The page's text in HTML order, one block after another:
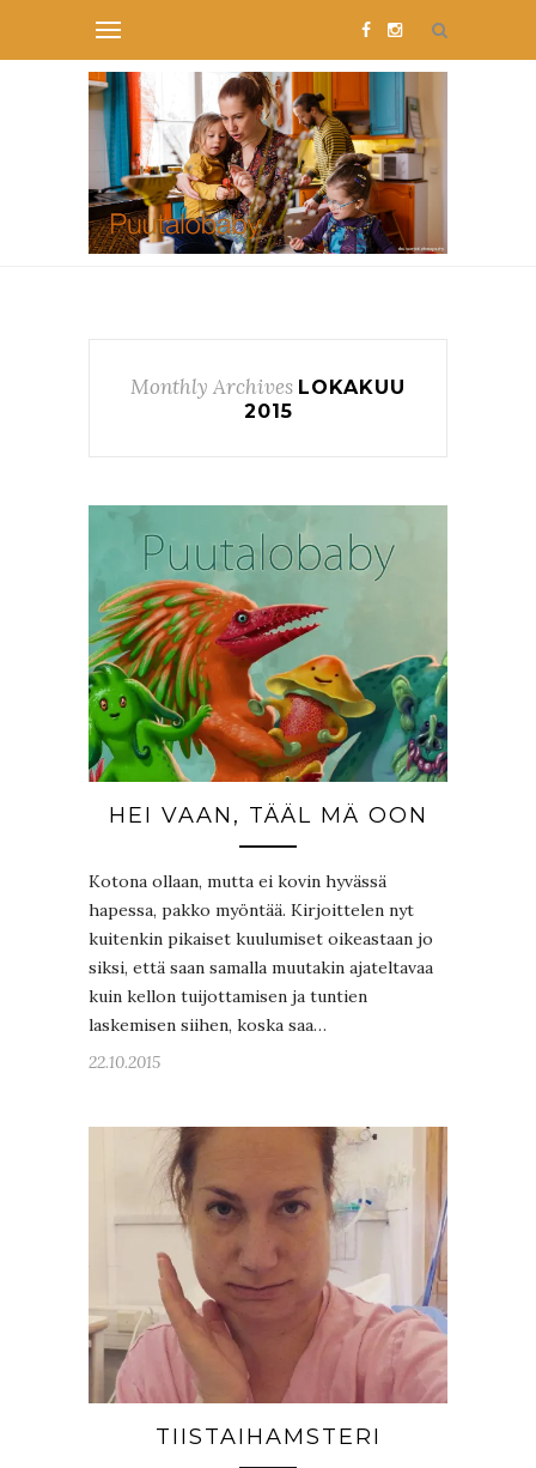
Monthly Archives LOKAKUU
2015
HEI VAAN, TÄÄL MÄ OON
Kotona ollaan, mutta ei kovin hyvässä
hapessa, pakko myöntää. Kirjoittelen nyt
kuitenkin pikaiset kuulumiset oikeastaan jo
siksi, että saan samalla muutakin ajateltavaa
kuin kellon tuijottamisen ja tuntien
laskemisen siihen, koska saa…
22.10.2015
TIISTAIHAMSTERI